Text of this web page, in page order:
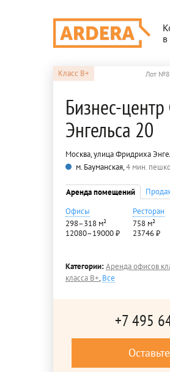
Класс B+ Лот
Бизнес-
Энгельса 20
Москва, улица Фридриха
м. Бауманская,4 мин.
Аренда помещений
Офисы
298–318 м²
12080–19000 ₽
Ресторан
758 м²
23746 ₽
Категории:Аренда офисов
класса B+,Все
+7 495